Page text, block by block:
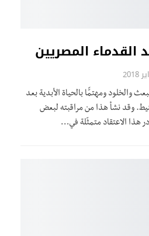
القدماء المصريين
والخلود ومهتمًّا بالحياة الأبدية بعد
وقد نشأ هذا من مراقبته لبعض
هذا الاعتقاد متمثّلة في…